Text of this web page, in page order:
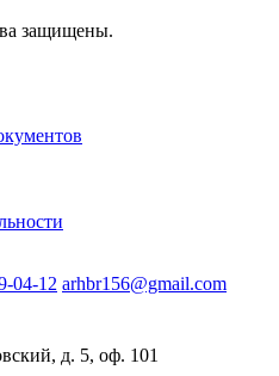
защищены.
04-12 arhbr156@gmail.com
д. 5, оф. 101